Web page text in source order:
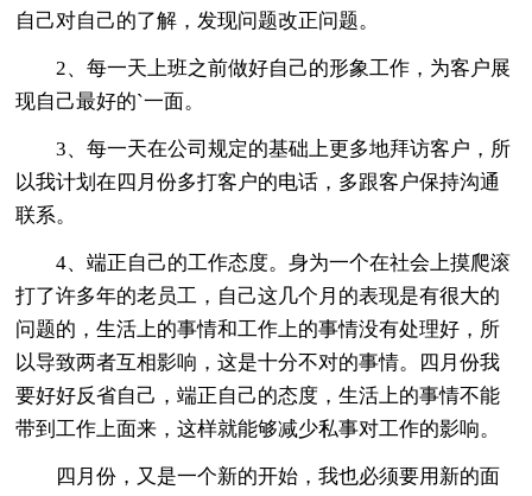
自己对自己的了解，发现问题改正问题。
2、每一天上班之前做好自己的形象工作，为客户展
现自己最好的`一面。
3、每一天在公司规定的基础上更多地拜访客户，所
以我计划在四月份多打客户的电话，多跟客户保持沟通
联系。
4、端正自己的工作态度。身为一个在社会上摸爬滚
打了许多年的老员工，自己这几个月的表现是有很大的
问题的，生活上的事情和工作上的事情没有处理好，所
以导致两者互相影响，这是十分不对的事情。四月份我
要好好反省自己，端正自己的态度，生活上的事情不能
带到工作上面来，这样就能够减少私事对工作的影响。
四月份，又是一个新的开始，我也必须要用新的面